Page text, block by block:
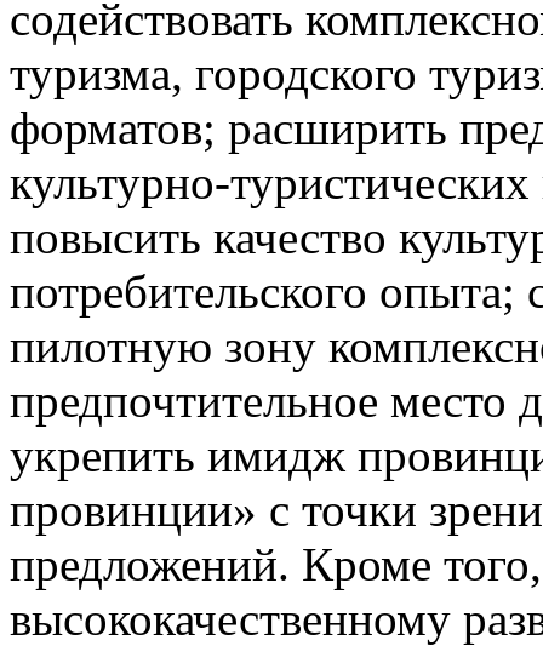
содействовать
туризма, городского
форматов; расширить
культурно-
повысить качество
потребительского опыта;
пилотную зону
предпочтительное место
укрепить имидж
провинции» с точки
предложений. Кроме того,
высококачественному